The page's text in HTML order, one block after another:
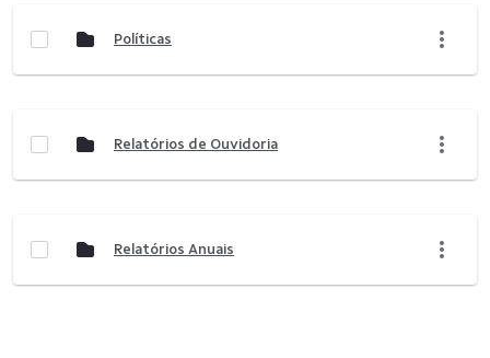
Políticas
Relatórios de Ouvidoria
Relatórios Anuais